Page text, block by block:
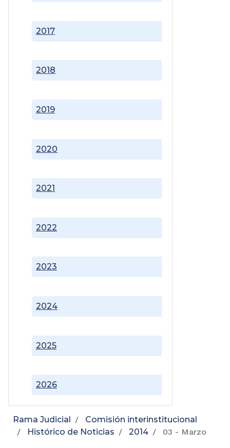
2017
2018
2019
2020
2021
2022
2023
2024
2025
2026
Rama Judicial
Comisión interinstitucional
Histórico de Noticias
2014 03 - Marzo